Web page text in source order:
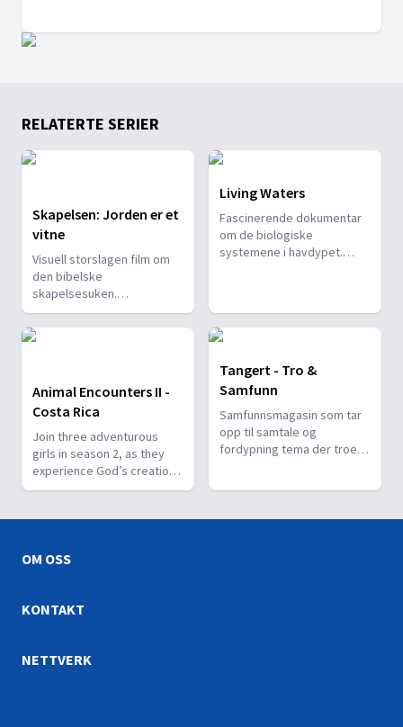
RELATERTE SERIER
Skapelsen: Jorden er et
vitne
Visuell storslagen film om
den bibelske
skapelsesuken.
Filmprodusenten tar seerne
med fra begynnelsen før
Gud skapte lyset og helt
som sammen med sin sønn
tilber Gud på den syvende
dag i uken, sabbaten.
Living Waters
Fascinerende dokumentar
om de biologiske
systemene i havdypet.
Animal Encounters II -
Costa Rica
Join three adventurous
girls in season 2, as they
experience God’s creation
first-hand and meet people
and preserve animals.
Tangert - Tro &
Samfunn
Samfunnsmagasin som tar
opp til samtale og
fordypning tema der troen
OM OSS
KONTAKT
NETTVERK